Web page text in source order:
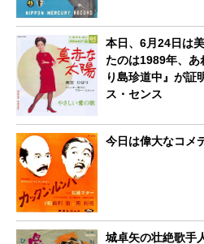
本日、6月24日は
たのは1989年、あ
り島珍道中』が証
ス・センス
今日は偉大なコメ
城卓矢の壮絶歌手